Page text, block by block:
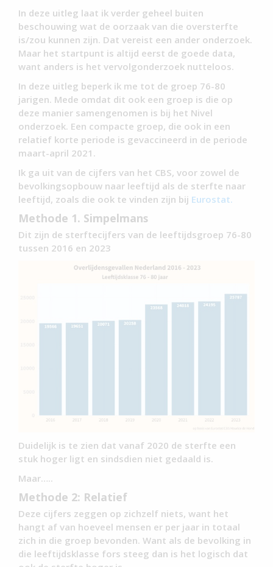
In deze uitleg laat ik verder geheel buiten
beschouwing wat de oorzaak van die oversterfte
is/zou kunnen zijn. Dat vereist een ander onderzoek.
Maar het startpunt is altijd eerst de goede data,
want anders is het vervolgonderzoek nutteloos.
In deze uitleg beperk ik me tot de groep 76-80
jarigen. Mede omdat dit ook een groep is die op
deze manier samengenomen is bij het Nivel
onderzoek. Een compacte groep, die ook in een
relatief korte periode is gevaccineerd in de periode
maart-april 2021.
Ik ga uit van de cijfers van het CBS, voor zowel de
bevolkingsopbouw naar leeftijd als de sterfte naar
leeftijd, zoals die ook te vinden zijn bij Eurostat.
Methode 1. Simpelmans
Dit zijn de sterftecijfers van de leeftijdsgroep 76-80
tussen 2016 en 2023
Duidelijk is te zien dat vanaf 2020 de sterfte een
stuk hoger ligt en sindsdien niet gedaald is.
Maar…..
Methode 2: Relatief
Deze cijfers zeggen op zichzelf niets, want het
hangt af van hoeveel mensen er per jaar in totaal
zich in die groep bevonden. Want als de bevolking in
die leeftijdsklasse fors steeg dan is het logisch dat